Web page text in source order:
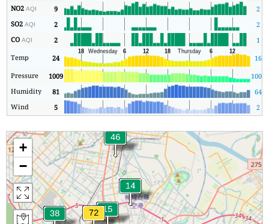
NO2AQI 9
2
SO2AQI 2
2
COAQI 2
1
Temp
24
16
Pressure
1009 1009
Humidity
81
64
Wind
5 2
+
−